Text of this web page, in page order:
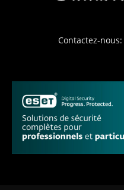
Contactez-nous: